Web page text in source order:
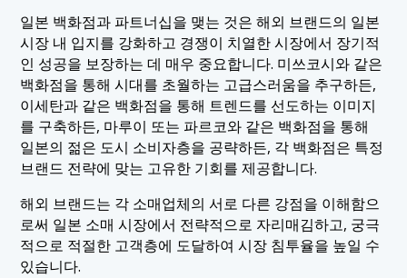
일본 백화점과 파트너십을 맺는 것은 해외 브랜드의 일본
시장 내 입지를 강화하고 경쟁이 치열한 시장에서 장기적
인 성공을 보장하는 데 매우 중요합니다. 미쓰코시와 같은
백화점을 통해 시대를 초월하는 고급스러움을 추구하든,
이세탄과 같은 백화점을 통해 트렌드를 선도하는 이미지
를 구축하든, 마루이 또는 파르코와 같은 백화점을 통해
일본의 젊은 도시 소비자층을 공략하든, 각 백화점은 특정
브랜드 전략에 맞는 고유한 기회를 제공합니다.
해외 브랜드는 각 소매업체의 서로 다른 강점을 이해함으
로써 일본 소매 시장에서 전략적으로 자리매김하고, 궁극
적으로 적절한 고객층에 도달하여 시장 침투율을 높일 수
있습니다.